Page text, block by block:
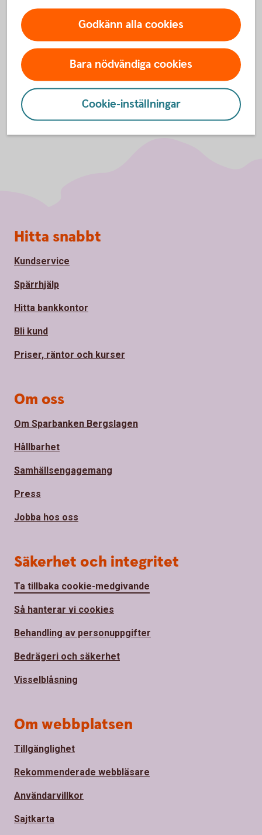
Försäkringsspecialist
Godkänn alla cookies
Bara nödvändiga cookies
Cookie-inställningar
Sidfot
Hitta snabbt
Kundservice
Spärrhjälp
Hitta bankkontor
Bli kund
Priser, räntor och kurser
Om oss
Om Sparbanken Bergslagen
Hållbarhet
Samhällsengagemang
Press
Jobba hos oss
Säkerhet och integritet
Ta tillbaka cookie-medgivande
Så hanterar vi cookies
Behandling av personuppgifter
Bedrägeri och säkerhet
Visselblåsning
Om webbplatsen
Tillgänglighet
Rekommenderade webbläsare
Användarvillkor
Sajtkarta